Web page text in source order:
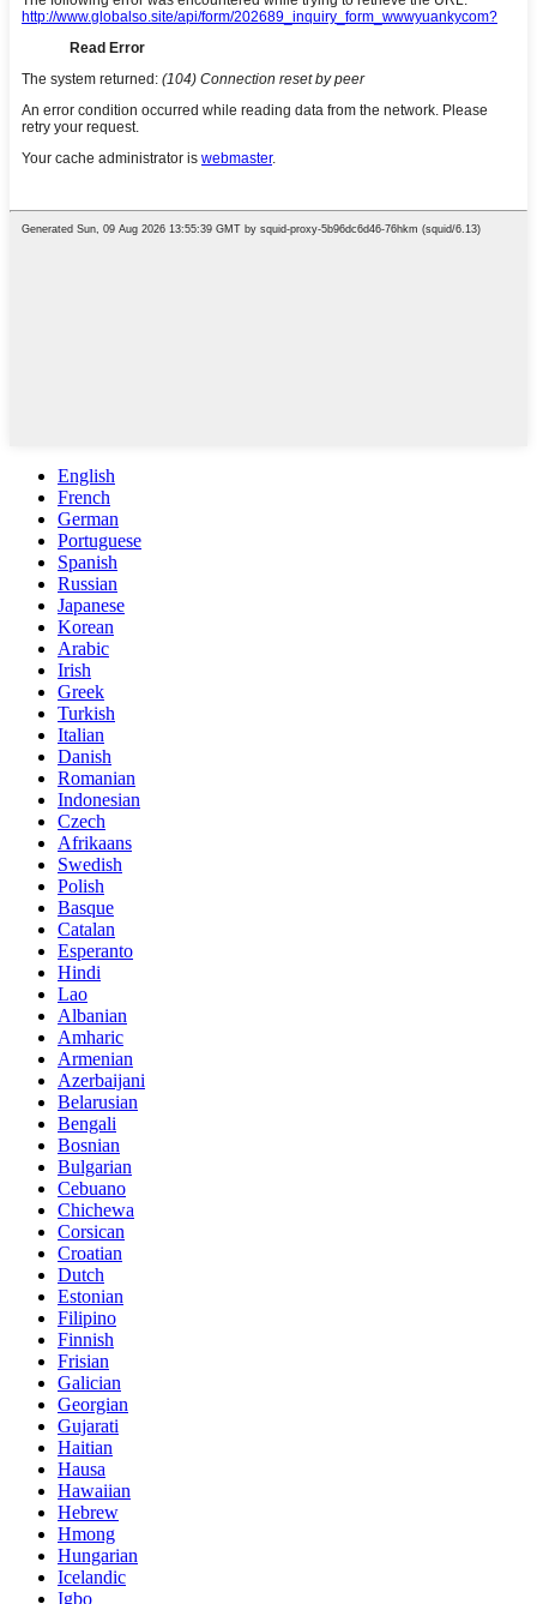
English
French
German
Portuguese
Spanish
Russian
Japanese
Korean
Arabic
Irish
Greek
Turkish
Italian
Danish
Romanian
Indonesian
Czech
Afrikaans
Swedish
Polish
Basque
Catalan
Esperanto
Hindi
Lao
Albanian
Amharic
Armenian
Azerbaijani
Belarusian
Bengali
Bosnian
Bulgarian
Cebuano
Chichewa
Corsican
Croatian
Dutch
Estonian
Filipino
Finnish
Frisian
Galician
Georgian
Gujarati
Haitian
Hausa
Hawaiian
Hebrew
Hmong
Hungarian
Icelandic
Igbo